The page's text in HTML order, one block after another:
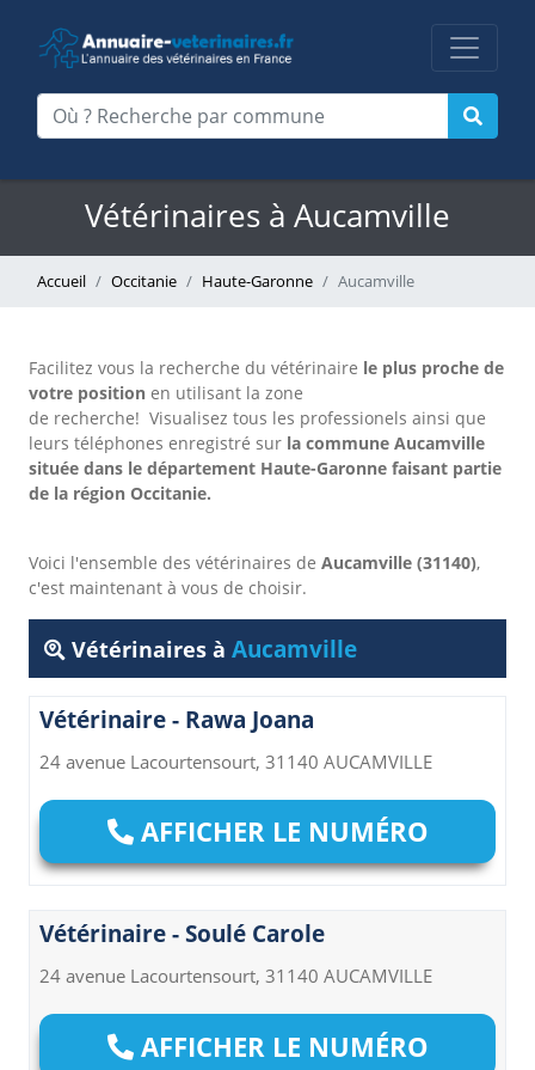
Vétérinaires à Aucamville
Accueil Occitanie Haute-Garonne Aucamville
Facilitez vous la recherche du vétérinaire le plus proche de
votre position en utilisant la zone
de recherche! Visualisez tous les professionels ainsi que
leurs téléphones enregistré sur la commune Aucamville
située dans le département Haute-Garonne faisant partie
de la région Occitanie.
Voici l'ensemble des vétérinaires de Aucamville (31140),
c'est maintenant à vous de choisir.
Vétérinaires à Aucamville
Vétérinaire - Rawa Joana
24 avenue Lacourtensourt, 31140 AUCAMVILLE
AFFICHER LE NUMÉRO
Vétérinaire - Soulé Carole
24 avenue Lacourtensourt, 31140 AUCAMVILLE
AFFICHER LE NUMÉRO